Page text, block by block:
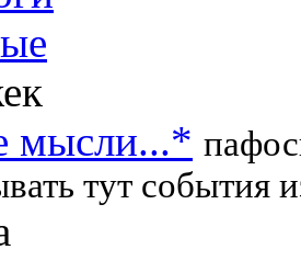
мысли...*
тут события